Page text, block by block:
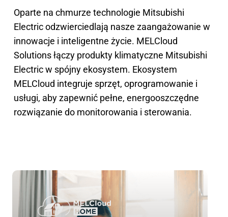
Oparte na chmurze technologie Mitsubishi
Electric odzwierciedlają nasze zaangażowanie w
innowacje i inteligentne życie. MELCloud
Solutions łączy produkty klimatyczne Mitsubishi
Electric w spójny ekosystem. Ekosystem
MELCloud integruje sprzęt, oprogramowanie i
usługi, aby zapewnić pełne, energooszczędne
rozwiązanie do monitorowania i sterowania.